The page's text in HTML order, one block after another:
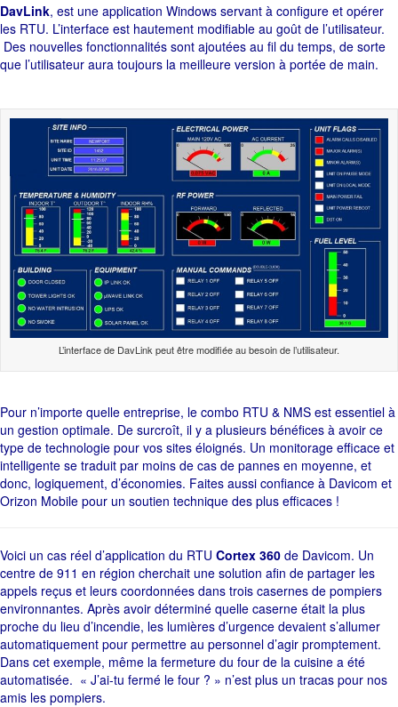
DavLink, est une application Windows servant à configure et opérer
les RTU. L’interface est hautement modifiable au goût de l’utilisateur.
Des nouvelles fonctionnalités sont ajoutées au fil du temps, de sorte
que l’utilisateur aura toujours la meilleure version à portée de main.
L’interface de DavLink peut être modifiée au besoin de l’utilisateur.
Pour n’importe quelle entreprise, le combo RTU & NMS est essentiel à
un gestion optimale. De surcroît, il y a plusieurs bénéfices à avoir ce
type de technologie pour vos sites éloignés. Un monitorage efficace et
intelligente se traduit par moins de cas de pannes en moyenne, et
donc, logiquement, d’économies. Faites aussi confiance à Davicom et
Orizon Mobile pour un soutien technique des plus efficaces !
Voici un cas réel d’application du RTU Cortex 360 de Davicom. Un
centre de 911 en région cherchait une solution afin de partager les
appels reçus et leurs coordonnées dans trois casernes de pompiers
environnantes. Après avoir déterminé quelle caserne était la plus
proche du lieu d’incendie, les lumières d’urgence devaient s’allumer
automatiquement pour permettre au personnel d’agir promptement.
Dans cet exemple, même la fermeture du four de la cuisine a été
automatisée. « J’ai-tu fermé le four ? » n’est plus un tracas pour nos
amis les pompiers.